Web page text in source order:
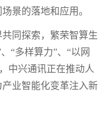
景的落地和应用。
同探索，繁荣智算生
“多样算力”、“以网
中兴通讯正在推动人
业智能化变革注入新